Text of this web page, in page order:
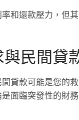
和還款壓力，但
民間貸
貸款可能是您的
面臨突發性的財